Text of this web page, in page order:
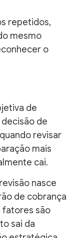
repetidos,
mesmo
o
de
de
revisar
mais
cai.
nasce
de cobrança
fatores são
sai da